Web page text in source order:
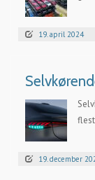
19. april 2024
19. december